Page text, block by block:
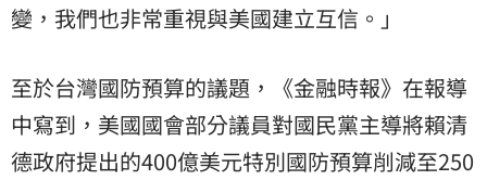
變，我們也非常重視與美國建立互信。」
至於台灣國防預算的議題，《金融時報》在報導
中寫到，美國國會部分議員對國民黨主導將賴清
德政府提出的400億美元特別國防預算削減至250